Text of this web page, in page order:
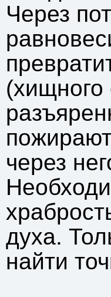
Через
через
духа.
найти